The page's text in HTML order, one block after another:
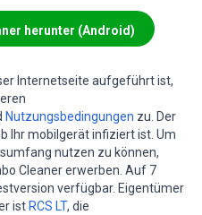
herunter (Android)
Internetseite aufgeführt ist,
Nutzungsbedingungen zu. Der
Ihr mobilgerät infiziert ist. Um
nutzen zu können,
Cleaner erwerben. Auf 7
verfügbar. Eigentümer
ist RCS LT, die